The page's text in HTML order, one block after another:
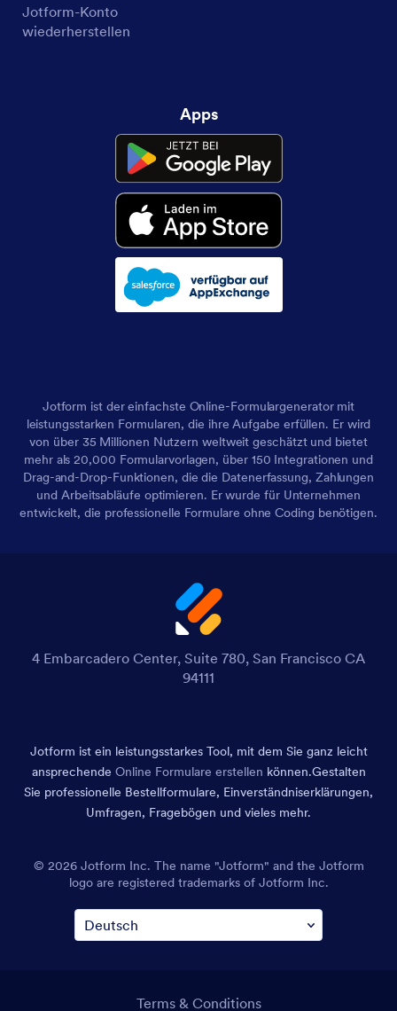
Jotform-Konto
wiederherstellen
Apps
Jotform ist der einfachste Online-Formulargenerator mit
leistungsstarken Formularen, die ihre Aufgabe erfüllen. Er wird
von über 35 Millionen Nutzern weltweit geschätzt und bietet
mehr als 20,000 Formularvorlagen, über 150 Integrationen und
Drag-and-Drop-Funktionen, die die Datenerfassung, Zahlungen
und Arbeitsabläufe optimieren. Er wurde für Unternehmen
entwickelt, die professionelle Formulare ohne Coding benötigen.
4 Embarcadero Center, Suite 780, San Francisco CA
94111
Jotform ist ein leistungsstarkes Tool, mit dem Sie ganz leicht
ansprechende Online Formulare erstellen können.Gestalten
Sie professionelle Bestellformulare, Einverständniserklärungen,
Umfragen, Fragebögen und vieles mehr.
© 2026 Jotform Inc. The name "Jotform" and the Jotform
logo are registered trademarks of Jotform Inc.
Terms & Conditions